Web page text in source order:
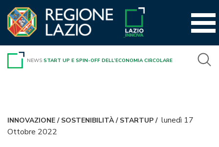
contenuto
NEWS START UP E SPIN-OFF DELL’ECONOMIA CIRCOLARE
INNOVAZIONE/ SOSTENIBILITÀ/ STARTUP/ lunedì 17
Ottobre 2022